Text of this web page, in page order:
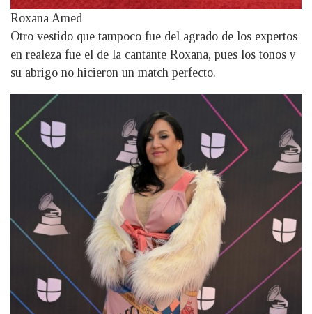
Roxana Amed
Otro vestido que tampoco fue del agrado de los expertos
en realeza fue el de la cantante Roxana, pues los tonos y
su abrigo no hicieron un match perfecto.